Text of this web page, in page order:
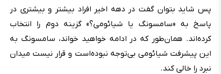
پس شاید بتوان گفت در دهه اخیر افراد بیشتر و بیشتری در
پاسخ به «سامسونگ یا شیائومی؟» گزینه دوم را انتخاب
کرده‌اند. همان‌طور که در ادامه خواهید خواند، سامسونگ به
این پیشرفت شیائومی بی‌توجه نبوده‌است و قرار نیست میدان
نبرد را خالی کند.